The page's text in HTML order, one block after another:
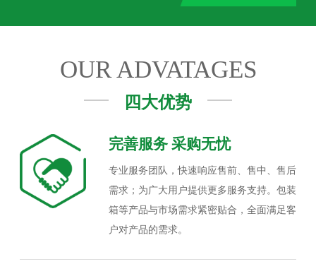
OUR ADVATAGES
四大优势
完善服务 采购无忧
专业服务团队，快速响应售前、售中、售后
需求；为广大用户提供更多服务支持。包装
箱等产品与市场需求紧密贴合，全面满足客
户对产品的需求。